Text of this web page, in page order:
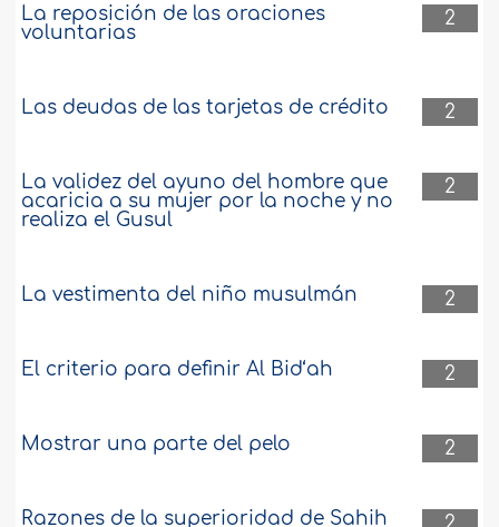
2
La reposición de las oraciones
voluntarias
2
Las deudas de las tarjetas de crédito
2
La validez del ayuno del hombre que
acaricia a su mujer por la noche y no
realiza el Gusul
2
La vestimenta del niño musulmán
2
El criterio para definir Al Bid‘ah
2
Mostrar una parte del pelo
Razones de la superioridad de Sahih